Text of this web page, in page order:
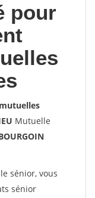
pour
Mutuelle
sénior, vous
sénior